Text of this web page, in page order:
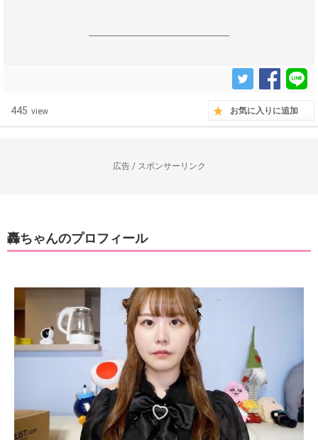
------------------------------------------------------------------
445 view お気に入りに追加
広告 / スポンサーリンク
轟ちゃんのプロフィール